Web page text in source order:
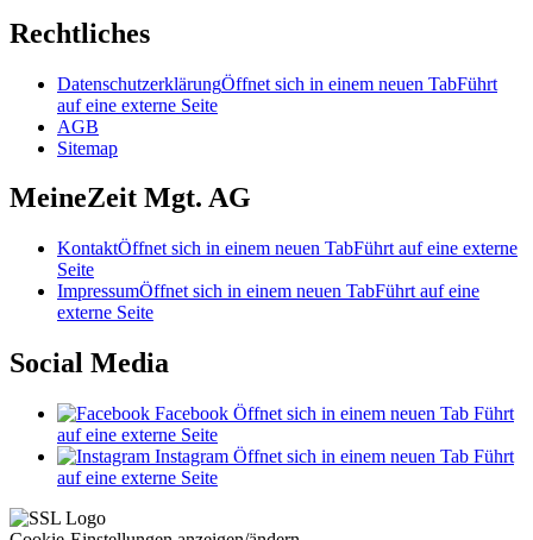
Rechtliches
DatenschutzerklärungÖffnet sich in einem neuen TabFührt
auf eine externe Seite
AGB
Sitemap
MeineZeit Mgt. AG
KontaktÖffnet sich in einem neuen TabFührt auf eine externe
Seite
ImpressumÖffnet sich in einem neuen TabFührt auf eine
externe Seite
Social Media
Facebook Öffnet sich in einem neuen Tab Führt
auf eine externe Seite
Instagram Öffnet sich in einem neuen Tab Führt
auf eine externe Seite